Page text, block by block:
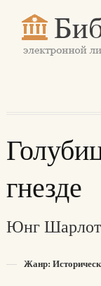
гнезде
Юнг
Жанр: